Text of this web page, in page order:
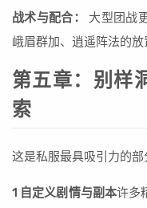
战术与配合：
大型团战
峨眉群加、逍遥阵法的放
第五章：别样
索
这是私服最具吸引力的部
1 自定义剧情与副本许多